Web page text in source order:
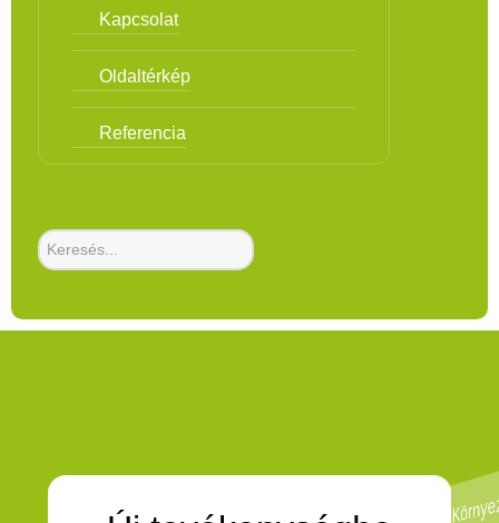
Kapcsolat
Oldaltérkép
Referencia